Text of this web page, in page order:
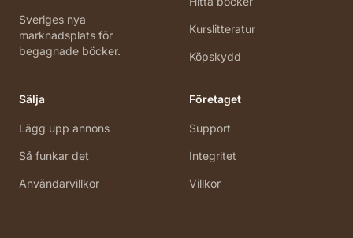
Sveriges nya
marknadsplats för
begagnade böcker.
Kurslitteratur
Köpskydd
Sälja
Lägg upp annons
Så funkar det
Användarvillkor
Företaget
Support
Integritet
Villkor